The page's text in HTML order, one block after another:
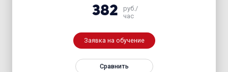
382
руб./
час
Заявка на обучение
Сравнить